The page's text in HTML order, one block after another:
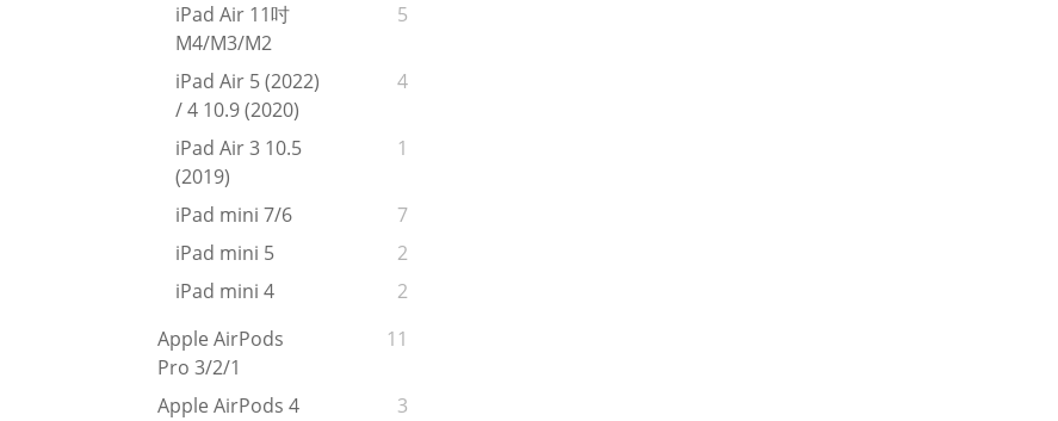
iPad Air 11吋
M4/M3/M2
5
iPad Air 5 (2022)
/ 4 10.9 (2020)
4
iPad Air 3 10.5
(2019)
1
iPad mini 7/6
7
iPad mini 5
2
iPad mini 4
2
Apple AirPods
Pro 3/2/1
11
Apple AirPods 4
3